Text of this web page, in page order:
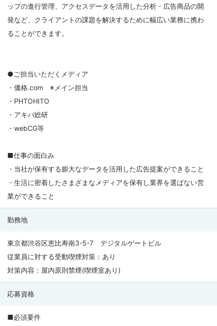
ップの進行管理、アクセスデータを活用した分析・広告商品の開
発など、クライアントの課題を解決するために幅広い業務に携わ
ることができます。
●ご担当いただくメディア
・価格.com ※メイン担当
・PHTOHITO
・アキバ総研
・webCG等
■仕事の面白み
・当社が保有する膨大なデータを活用した広告提案ができること
・生活に密着したさまざまなメディアを保有し業界を選ばない営
業ができること
勤務地
東京都渋谷区恵比寿南3-5-7 デジタルゲートビル
従業員に対する受動喫煙対策：あり
対策内容：屋内原則禁煙(喫煙室あり)
応募資格
■必須要件